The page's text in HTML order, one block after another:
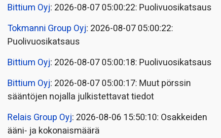
Bittium Oyj: 2026-08-07 05:00:22: Puolivuosikatsaus
Tokmanni Group Oyj: 2026-08-07 05:00:22:
Puolivuosikatsaus
Bittium Oyj: 2026-08-07 05:00:18: Puolivuosikatsaus
Bittium Oyj: 2026-08-07 05:00:17: Muut pörssin
sääntöjen nojalla julkistettavat tiedot
Relais Group Oyj: 2026-08-06 15:50:10: Osakkeiden
ääni- ja kokonaismäärä